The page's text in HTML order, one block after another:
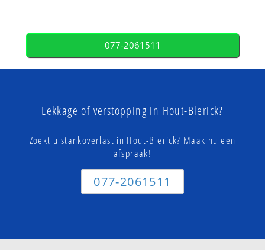
077-2061511
Lekkage of verstopping in Hout-Blerick?
Zoekt u stankoverlast in Hout-Blerick? Maak nu een
afspraak!
077-2061511